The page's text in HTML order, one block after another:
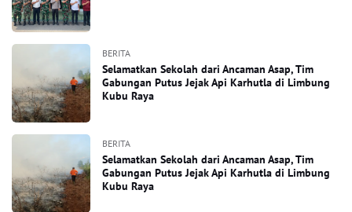
BERITA
Selamatkan Sekolah dari Ancaman Asap, Tim
Gabungan Putus Jejak Api Karhutla di Limbung
Kubu Raya
BERITA
Selamatkan Sekolah dari Ancaman Asap, Tim
Gabungan Putus Jejak Api Karhutla di Limbung
Kubu Raya